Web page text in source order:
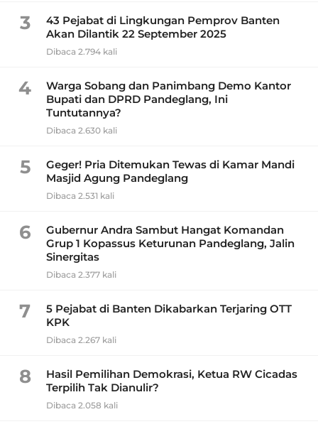
3
43 Pejabat di Lingkungan Pemprov Banten
Akan Dilantik 22 September 2025
Dibaca 2.794 kali
4
Warga Sobang dan Panimbang Demo Kantor
Bupati dan DPRD Pandeglang, Ini
Tuntutannya?
Dibaca 2.630 kali
5
Geger! Pria Ditemukan Tewas di Kamar Mandi
Masjid Agung Pandeglang
Dibaca 2.531 kali
6
Gubernur Andra Sambut Hangat Komandan
Grup 1 Kopassus Keturunan Pandeglang, Jalin
Sinergitas
Dibaca 2.377 kali
7
5 Pejabat di Banten Dikabarkan Terjaring OTT
KPK
Dibaca 2.267 kali
8
Hasil Pemilihan Demokrasi, Ketua RW Cicadas
Terpilih Tak Dianulir?
Dibaca 2.058 kali